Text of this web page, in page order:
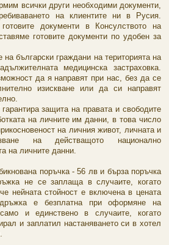
всички други необходими документи,
на клиентите ни в Русия.
документи в Консулството на
готовите документи по удобен за
на български граждани на територията на
медицинска застраховка.
да я направят при нас, без да се
изискване или да си направят
защита на правата и свободите
на личните им данни, в това число
на личния живот, личната и
на действащото национално
на личните данни.
поръчка - 56 лв и бърза поръчка
не се заплаща в случаите, когато
нейната стойност е включена в цената
е безплатна при оформяне на
и единствено в случаите, когато
и заплатил настаняването си в хотел